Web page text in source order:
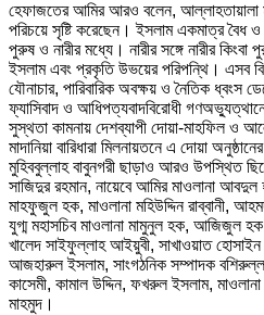
হেফাজতের আমির আরও বলেন, আল্লাহতায়ালা
পরিচয়ে সৃষ্টি করেছেন। ইসলাম একমাত্র বৈধ ও
পুরুষ ও নারীর মধ্যে। নারীর সঙ্গে নারীর
ইসলাম এবং প্রকৃতি উভয়ের পরিপন্থি। এসব
যৌনাচার, পারিবারিক অবক্ষয় ও নৈতিক ধ্বংস
ফ্যাসিবাদ ও আধিপত্যবাদবিরোধী
সুস্থতা কামনায় দেশব্যাপী দোয়া-মাহফিল ও
মাদানিয়া বারিধারা মিলনায়তনে এ দোয়া
মুহিববুল্লাহ বাবুনগরী ছাড়াও আরও উপস্থিত
সাজিদুর রহমান, নায়েবে আমির মাওলানা আবদুল
মাহফুজুল হক, মাওলানা মহিউদ্দিন রাব্বানী,
যুগ্ম মহাসচিব মাওলানা মামুনুল হক, আজিজুল হক
খালেদ সাইফুল্লাহ আইয়ুবী, সাখাওয়াত
আজহারুল ইসলাম, সাংগঠনিক সম্পাদক
কাসেমী, কামাল উদ্দিন, ফখরুল ইসলাম,
মাহমুদ।